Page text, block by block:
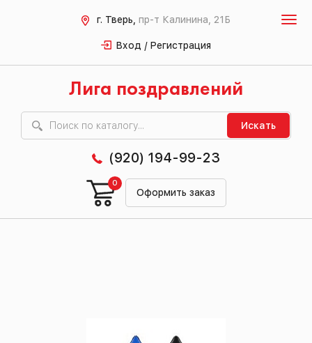
г. Тверь, пр-т Калинина, 21Б
Вход / Регистрация
Лига поздравлений
Искать
(920) 194-99-23
Оформить заказ
0